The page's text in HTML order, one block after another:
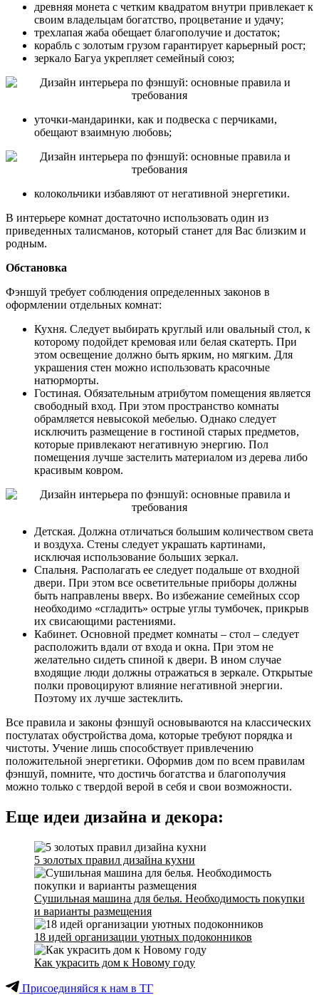
древняя монета с четким квадратом внутри привлекает к
своим владельцам богатство, процветание и удачу;
трехлапая жаба обещает благополучие и достаток;
корабль с золотым грузом гарантирует карьерный рост;
зеркало Багуа укрепляет семейный союз;
уточки-мандаринки, как и подвеска с перчиками,
обещают взаимную любовь;
колокольчики избавляют от негативной энергетики.
В интерьере комнат достаточно использовать один из
приведенных талисманов, который станет для Вас близким и
родным.
Обстановка
Фэншуй требует соблюдения определенных законов в
оформлении отдельных комнат:
Кухня. Следует выбирать круглый или овальный стол, к
которому подойдет кремовая или белая скатерть. При
этом освещение должно быть ярким, но мягким. Для
украшения стен можно использовать красочные
натюрморты.
Гостиная. Обязательным атрибутом помещения является
свободный вход. При этом пространство комнаты
обрамляется невысокой мебелью. Однако следует
исключить размещение в гостиной старых предметов,
которые привлекают негативную энергию. Пол
помещения лучше застелить материалом из дерева либо
красивым ковром.
Детская. Должна отличаться большим количеством света
и воздуха. Стены следует украшать картинами,
исключая использование больших зеркал.
Спальня. Располагать ее следует подальше от входной
двери. При этом все осветительные приборы должны
быть направлены вверх. Во избежание семейных ссор
необходимо «сгладить» острые углы тумбочек, прикрыв
их свисающими растениями.
Кабинет. Основной предмет комнаты – стол – следует
расположить вдали от входа и окна. При этом не
желательно сидеть спиной к двери. В ином случае
входящие люди должны отражаться в зеркале. Открытые
полки провоцируют влияние негативной энергии.
Поэтому их лучше застеклить.
Все правила и законы фэншуй основываются на классических
постулатах обустройства дома, которые требуют порядка и
чистоты. Учение лишь способствует привлечению
положительной энергетики. Оформив дом по всем правилам
фэншуй, помните, что достичь богатства и благополучия
можно только с твердой верой в себя и свои возможности.
Еще идеи дизайна и декора:
5 золотых правил дизайна кухни
Сушильная машина для белья. Необходимость покупки
и варианты размещения
18 идей организации уютных подоконников
Как украсить дом к Новому году
Присоединяйся к нам в ТГ